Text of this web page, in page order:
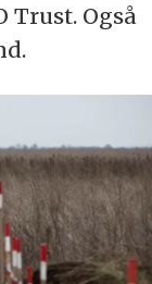
Trust. Også